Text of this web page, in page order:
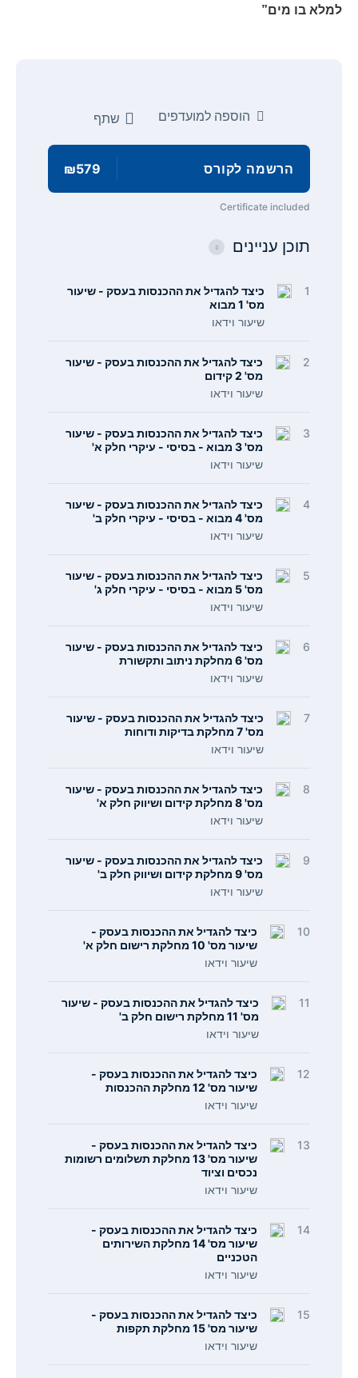
למלא בו מים”
הוספה למועדפים שתף
הרשמה לקורס ₪579
Certificate included
תוכן עניינים
1
כיצד להגדיל את ההכנסות בעסק - שיעור
מס' 1 מבוא
שיעור וידאו
2
כיצד להגדיל את ההכנסות בעסק - שיעור
מס' 2 קידום
שיעור וידאו
3
כיצד להגדיל את ההכנסות בעסק - שיעור
מס' 3 מבוא - בסיסי - עיקרי חלק א'
שיעור וידאו
4
כיצד להגדיל את ההכנסות בעסק - שיעור
מס' 4 מבוא - בסיסי - עיקרי חלק ב'
שיעור וידאו
5
כיצד להגדיל את ההכנסות בעסק - שיעור
מס' 5 מבוא - בסיסי - עיקרי חלק ג'
שיעור וידאו
6
כיצד להגדיל את ההכנסות בעסק - שיעור
מס' 6 מחלקת ניתוב ותקשורת
שיעור וידאו
7
כיצד להגדיל את ההכנסות בעסק - שיעור
מס' 7 מחלקת בדיקות ודוחות
שיעור וידאו
8
כיצד להגדיל את ההכנסות בעסק - שיעור
מס' 8 מחלקת קידום ושיווק חלק א'
שיעור וידאו
9
כיצד להגדיל את ההכנסות בעסק - שיעור
מס' 9 מחלקת קידום ושיווק חלק ב'
שיעור וידאו
10
כיצד להגדיל את ההכנסות בעסק -
שיעור מס' 10 מחלקת רישום חלק א'
שיעור וידאו
11
כיצד להגדיל את ההכנסות בעסק - שיעור
מס' 11 מחלקת רישום חלק ב'
שיעור וידאו
12
כיצד להגדיל את ההכנסות בעסק -
שיעור מס' 12 מחלקת ההכנסות
שיעור וידאו
13
כיצד להגדיל את ההכנסות בעסק -
שיעור מס' 13 מחלקת תשלומים רשומות
נכסים וציוד
שיעור וידאו
14
כיצד להגדיל את ההכנסות בעסק -
שיעור מס' 14 מחלקת השירותים
הטכניים
שיעור וידאו
15
כיצד להגדיל את ההכנסות בעסק -
שיעור מס' 15 מחלקת תקפות
שיעור וידאו